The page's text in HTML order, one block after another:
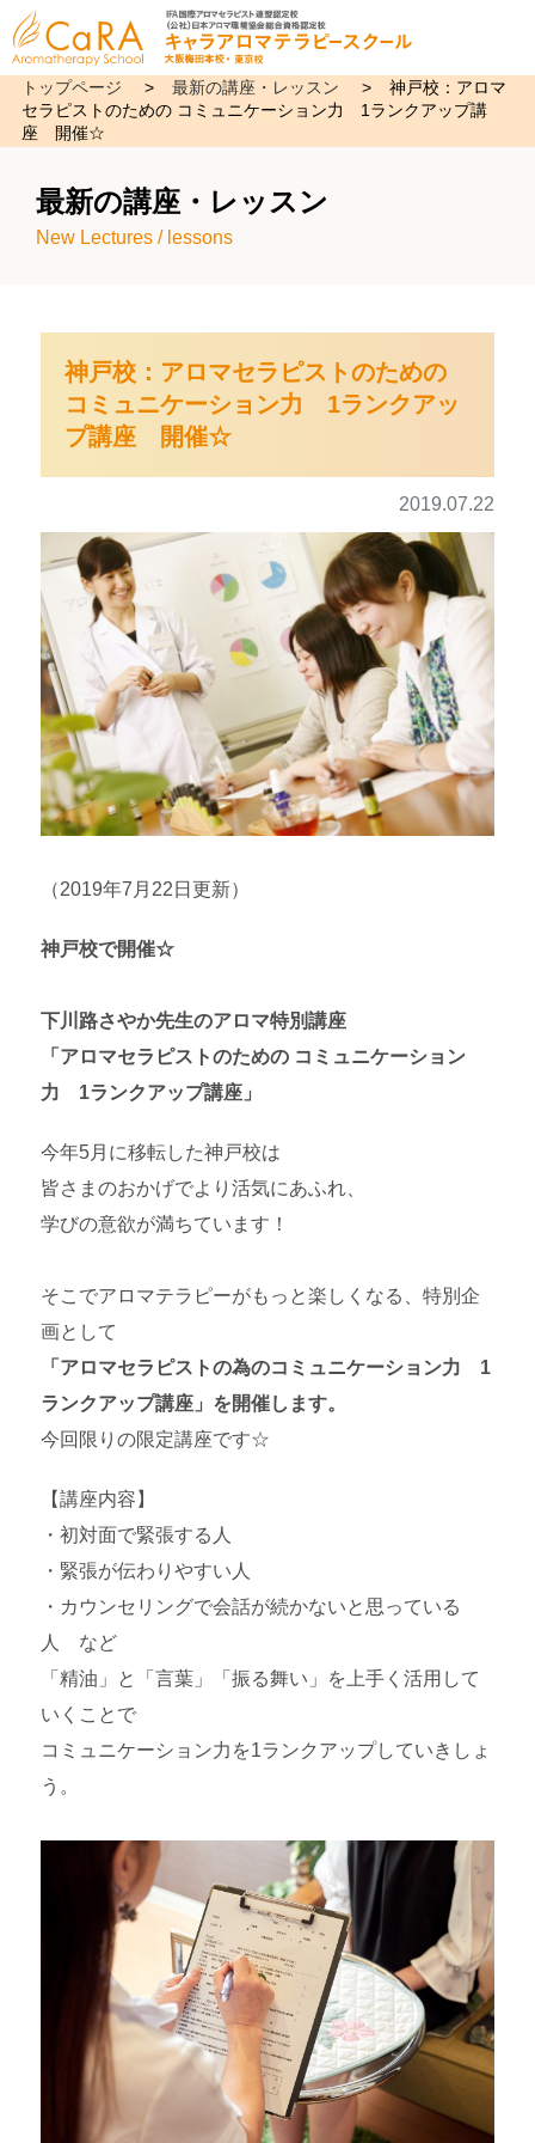
トップページ > 最新の講座・レッスン >
神戸校：アロマ
セラピストのための コミュニケーション力 1ランクアップ講
座 開催☆
最新の講座・レッスン
New Lectures / lessons
神戸校：アロマセラピストのための
コミュニケーション力 1ランクアッ
プ講座 開催☆
2019.07.22
（2019年7月22日更新）
神戸校で開催☆
下川路さやか先生のアロマ特別講座
「アロマセラピストのための コミュニケーション
力 1ランクアップ講座」
今年5月に移転した神戸校は
皆さまのおかげでより活気にあふれ、
学びの意欲が満ちています！
そこでアロマテラピーがもっと楽しくなる、特別企
画として
「アロマセラピストの為のコミュニケーション力 1
ランクアップ講座」を開催します。
今回限りの限定講座です☆
【講座内容】
・初対面で緊張する人
・緊張が伝わりやすい人
・カウンセリングで会話が続かないと思っている
人 など
「精油」と「言葉」「振る舞い」を上手く活用して
いくことで
コミュニケーション力を1ランクアップしていきしょ
う。